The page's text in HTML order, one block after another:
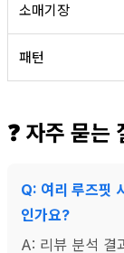
소매기장
패턴
❓ 자주 묻는
Q: 여리 루즈핏
인가요?
A: 리뷰 분석 결